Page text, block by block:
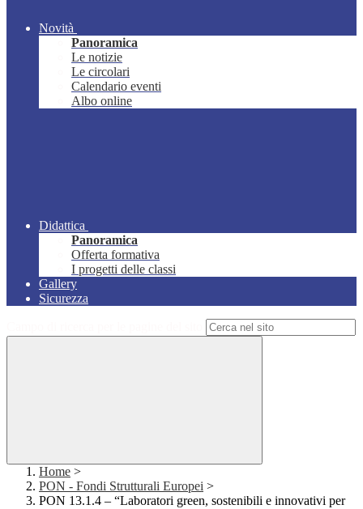
Novità
Panoramica
Le notizie
Le circolari
Calendario eventi
Albo online
Didattica
Panoramica
Offerta formativa
I progetti delle classi
Gallery
Sicurezza
Home >
PON - Fondi Strutturali Europei >
PON 13.1.4 – “Laboratori green, sostenibili e innovativi per